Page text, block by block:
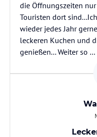
die Öffnungszeiten
Touristen dort
wieder jedes Jahr
leckeren Kuchen und
genießen... Weiter so ...